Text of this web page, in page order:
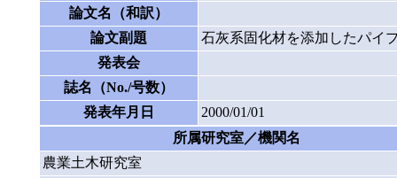
論文名（和訳）
論文副題
石灰系固化材を添加したパイ
発表会
誌名（No./号数）
発表年月日
2000/01/01
所属研究室／機関名
農業土木研究室